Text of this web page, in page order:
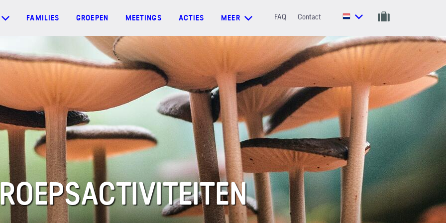
FAMILIES GROEPEN MEETINGS ACTIES MEER FAQ Contact